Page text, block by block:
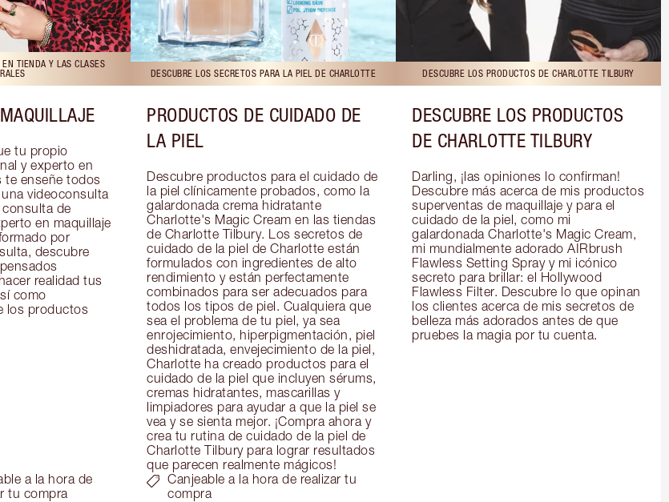
EN TIENDA Y LAS CLASES
tu propio
y experto en
te enseñe todos
videoconsulta
de
en maquillaje
por
descubre
realidad tus
como
los productos
a la hora de
tu compra
DESCUBRE LOS SECRETOS PARA LA PIEL DE CHARLOTTE
PRODUCTOS DE CUIDADO DE
LA PIEL
Descubre productos para el cuidado de
la piel clínicamente probados, como la
galardonada crema hidratante
Charlotte's Magic Cream en las tiendas
de Charlotte Tilbury. Los secretos de
cuidado de la piel de Charlotte están
formulados con ingredientes de alto
rendimiento y están perfectamente
combinados para ser adecuados para
todos los tipos de piel. Cualquiera que
sea el problema de tu piel, ya sea
enrojecimiento, hiperpigmentación, piel
deshidratada, envejecimiento de la piel,
Charlotte ha creado productos para el
cuidado de la piel que incluyen sérums,
cremas hidratantes, mascarillas y
limpiadores para ayudar a que la piel se
vea y se sienta mejor. ¡Compra ahora y
crea tu rutina de cuidado de la piel de
Charlotte Tilbury para lograr resultados
que parecen realmente mágicos!
Canjeable a la hora de realizar tu
compra
DESCUBRE LOS PRODUCTOS DE CHARLOTTE TILBURY
DESCUBRE LOS PRODUCTOS
DE CHARLOTTE TILBURY
Darling, ¡las opiniones lo confirman!
Descubre más acerca de mis productos
superventas de maquillaje y para el
cuidado de la piel, como mi
galardonada Charlotte's Magic Cream,
mi mundialmente adorado AIRbrush
Flawless Setting Spray y mi icónico
secreto para brillar: el Hollywood
Flawless Filter. Descubre lo que opinan
los clientes acerca de mis secretos de
belleza más adorados antes de que
pruebes la magia por tu cuenta.